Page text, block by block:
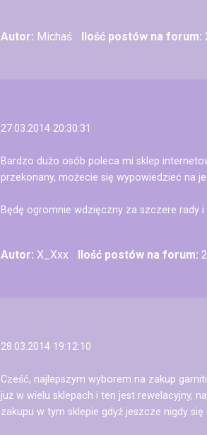
Autor: Michaś Ilość postów na forum:
27.03.2014 20:30:31
Bardzo dużo osób poleca mi sklep
przekonany, możecie się wypowiedzieć na
Będę ogromnie wdzięczny za szczere rady
Autor: X_Xxx Ilość postów na forum:
28.03.2014 19:12:10
Cześć, najlepszym wyborem na zakup
już w wielu sklepach i ten jest rewelacyjny,
zakupu w tym sklepie gdyż jeszcze nigdy